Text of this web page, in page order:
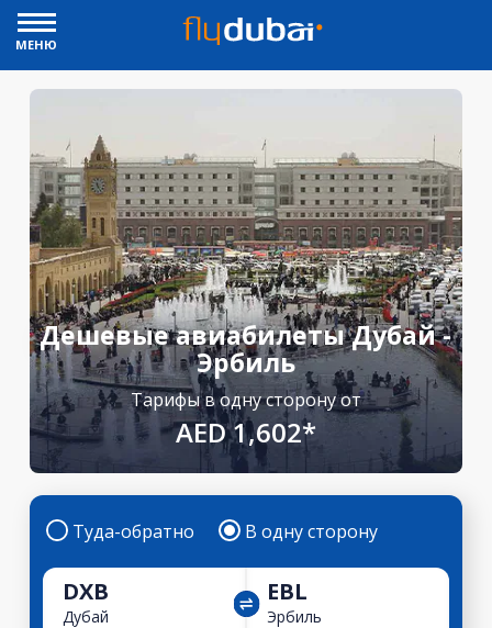
МЕНЮ
Дешевые авиабилеты Дубай -
Эрбиль
Тарифы в одну сторону от
AED 1,602*
Туда-обратно В одну сторону
DXB
Дубай
EBL
Эрбиль